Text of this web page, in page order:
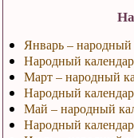
Январь – народный
Народный
Март – народный
Народный
Май – народный
Народный